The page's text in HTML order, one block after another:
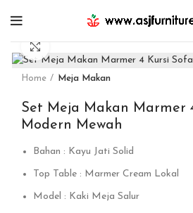
Home Meja Makan
Set Meja Makan Marmer
Modern Mewah
Bahan : Kayu Jati Solid
Top Table : Marmer Cream Lokal
Model : Kaki Meja Salur